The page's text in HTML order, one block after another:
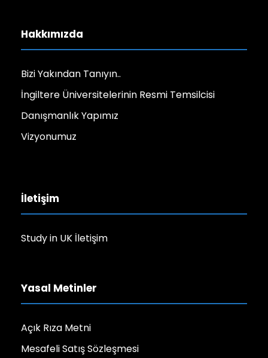
Hakkımızda
Bizi Yakından Tanıyın..
İngiltere Üniversitelerinin Resmi Temsilcisi
Danışmanlık Yapımız
Vizyonumuz
İletişim
Study in UK İletişim
Yasal Metinler
Açık Rıza Metni
Mesafeli Satış Sözleşmesi